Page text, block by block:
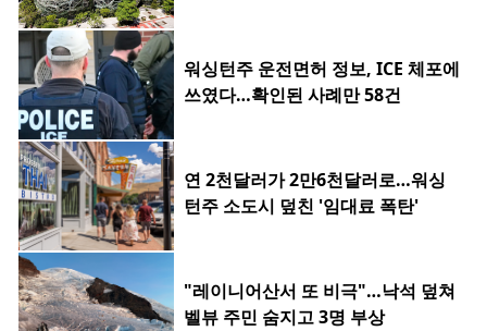
워싱턴주 운전면허 정보, ICE 체포에
쓰였다…확인된 사례만 58건
연 2천달러가 2만6천달러로…워싱
턴주 소도시 덮친 '임대료 폭탄'
"레이니어산서 또 비극"…낙석 덮쳐
벨뷰 주민 숨지고 3명 부상